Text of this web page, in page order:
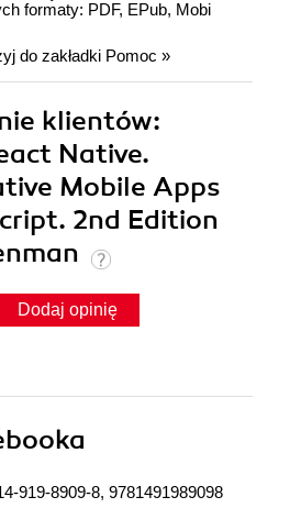
formaty: PDF, EPub, Mobi
do zakładki Pomoc »
klientów:
Native.
Mobile Apps
2nd Edition
Dodaj opinię
919-8909-8, 9781491989098